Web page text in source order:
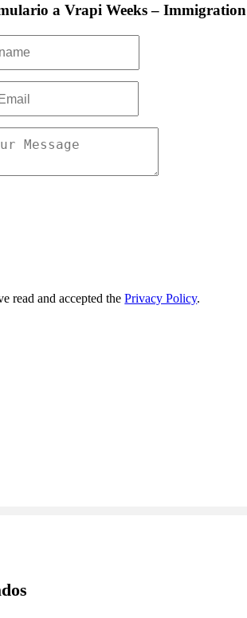
a Vrapi Weeks –
read and accepted thePrivacy Policy.